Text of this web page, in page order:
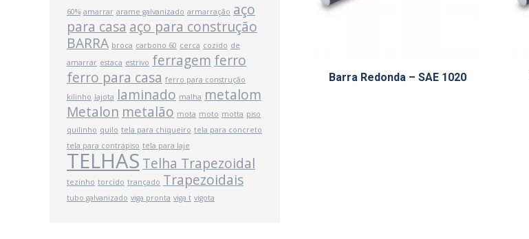
Barra Redonda – SAE 1020
60% amarrar arame galvanizado armarração aço
para casa aço para construção
BARRA broca carbono 60 cerca cozido de
amarrar estaca estrivo ferragem ferro
ferro para casa ferro para construção
kilinho lajota laminado malha metalom
Metalon metalão mota moto motta piso
quilinho quilo tela para chiqueiro tela para concreto
tela para contrapiso tela para laje
TELHAS Telha Trapezoidal
tezinho torcido trançado Trapezoidais
tubo galvanizado viga pronta viga t vigota